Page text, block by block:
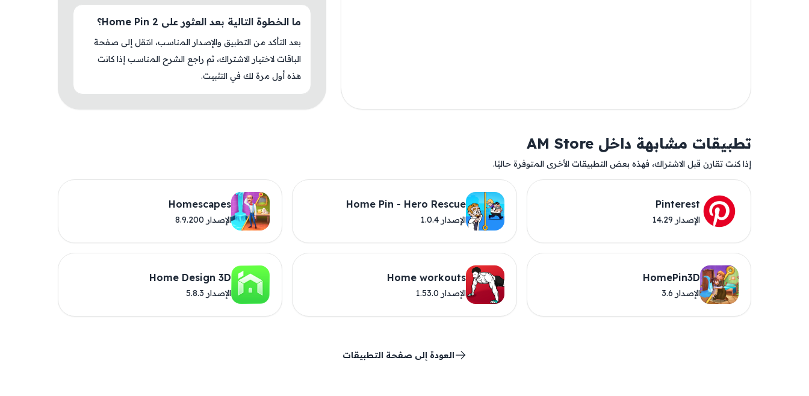
ما الخطوة التالية بعد العثور على Home Pin 2؟
بعد التأكد من التطبيق والإصدار المناسب، انتقل إلى صفحة
الباقات لاختيار الاشتراك، ثم راجع الشرح المناسب إذا كانت
هذه أول مرة لك في التثبيت.
تطبيقات مشابهة داخل AM Store
إذا كنت تقارن قبل الاشتراك، فهذه بعض التطبيقات الأخرى المتوفرة حاليًا.
Pinterest
الإصدار 14.29
Home Pin - Hero Rescue
الإصدار 1.0.4
Homescapes
الإصدار 8.9.200
HomePin3D
الإصدار 3.6
Home workouts
الإصدار 1.53.0
Home Design 3D
الإصدار 5.8.3
العودة إلى صفحة التطبيقات